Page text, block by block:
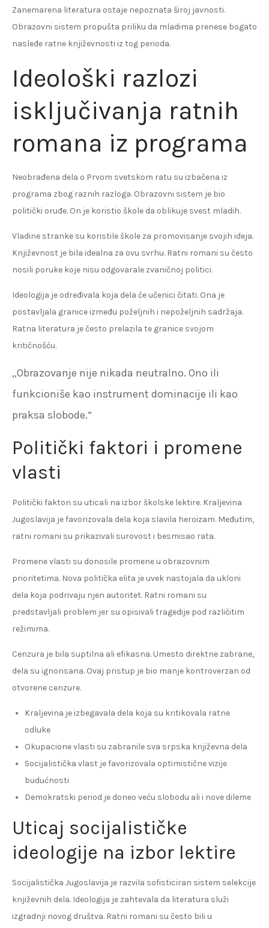
Zanemarena literatura ostaje nepoznata široj javnosti.
Obrazovni sistem propušta priliku da mladima prenese bogato
nasleđe ratne književnosti iz tog perioda.
Ideološki razlozi
isključivanja ratnih
romana iz programa
Neobrađena dela o Prvom svetskom ratu su izbačena iz
programa zbog raznih razloga. Obrazovni sistem je bio
politički oruđe. On je koristio škole da oblikuje svest mladih.
Vladine stranke su koristile škole za promovisanje svojih ideja.
Književnost je bila idealna za ovu svrhu. Ratni romani su često
nosili poruke koje nisu odgovarale zvaničnoj politici.
Ideologija je određivala koja dela će učenici čitati. Ona je
postavljala granice između poželjnih i nepoželjnih sadržaja.
Ratna literatura je često prelazila te granice svojom
kritičnošću.
„Obrazovanje nije nikada neutralno. Ono ili
funkcioniše kao instrument dominacije ili kao
praksa slobode.“
Politički faktori i promene
vlasti
Politički faktori su uticali na izbor školske lektire. Kraljevina
Jugoslavija je favorizovala dela koja slavila heroizam. Međutim,
ratni romani su prikazivali surovost i besmisao rata.
Promene vlasti su donosile promene u obrazovnim
prioritetima. Nova politička elita je uvek nastojala da ukloni
dela koja podrivaju njen autoritet. Ratni romani su
predstavljali problem jer su opisivali tragedije pod različitim
režimima.
Cenzura je bila suptilna ali efikasna. Umesto direktne zabrane,
dela su ignorisana. Ovaj pristup je bio manje kontroverzan od
otvorene cenzure.
Kraljevina je izbegavala dela koja su kritikovala ratne
odluke
Okupacione vlasti su zabranile sva srpska književna dela
Socijalistička vlast je favorizovala optimistične vizije
budućnosti
Demokratski period je doneo veću slobodu ali i nove dileme
Uticaj socijalističke
ideologije na izbor lektire
Socijalistička Jugoslavija je razvila sofisticiran sistem selekcije
književnih dela. Ideologija je zahtevala da literatura služi
izgradnji novog društva. Ratni romani su često bili u